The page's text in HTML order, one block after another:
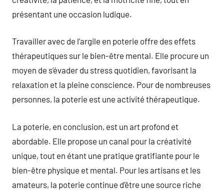
présentant une occasion ludique.
Travailler avec de l’argile en poterie offre des effets
thérapeutiques sur le bien-être mental. Elle procure un
moyen de s’évader du stress quotidien, favorisant la
relaxation et la pleine conscience. Pour de nombreuses
personnes, la poterie est une activité thérapeutique.
La poterie, en conclusion, est un art profond et
abordable. Elle propose un canal pour la créativité
unique, tout en étant une pratique gratifiante pour le
bien-être physique et mental. Pour les artisans et les
amateurs, la poterie continue d’être une source riche